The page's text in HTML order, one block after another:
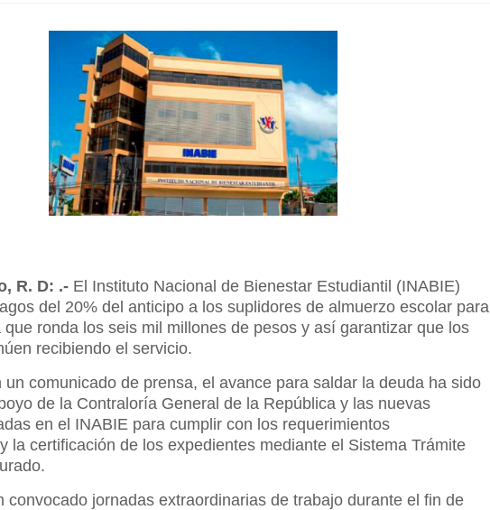
R. D: .- El Instituto Nacional de Bienestar Estudiantil (INABIE)
del 20% del anticipo a los suplidores de almuerzo escolar para
que ronda los seis mil millones de pesos y así garantizar que los
recibiendo el servicio.
un comunicado de prensa, el avance para saldar la deuda ha sido
de la Contraloría General de la República y las nuevas
en el INABIE para cumplir con los requerimientos
la certificación de los expedientes mediante el Sistema Trámite
convocado jornadas extraordinarias de trabajo durante el fin de